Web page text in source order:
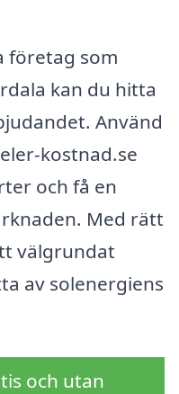
företag som
kan du hitta
Använd
kostnad.se
och få en
Med rätt
välgrundat
av solenergiens
och utan